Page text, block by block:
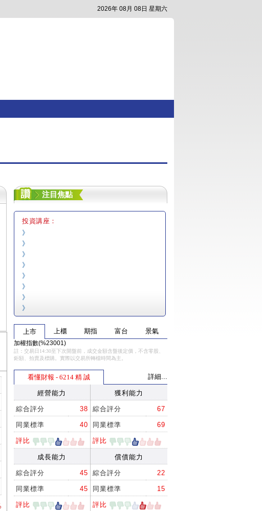
2026年 08月 08日 星期六
注目焦點
投資講座：
》
》
》
》
》
》
》
》
上市 上櫃 期指 富台 景氣
加權指數(%23001)
註：交易日14:30至下次開盤前，成交金額含盤後定價，不含零股、
鉅額、拍賣及標購。實際以交易所轉檔時間為主。
看懂財報 - 6214 精 誠 詳細...
經營能力 獲利能力
綜合評分 38 綜合評分 67
同業標準 40 同業標準 69
評比 評比
成長能力 償債能力
綜合評分 45 綜合評分 22
同業標準 45 同業標準 15
評比 評比